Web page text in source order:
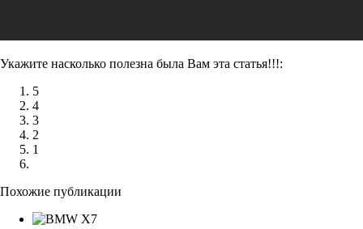
Укажите насколько полезна была Вам эта статья!!!:
5
4
3
2
1
Похожие публикации